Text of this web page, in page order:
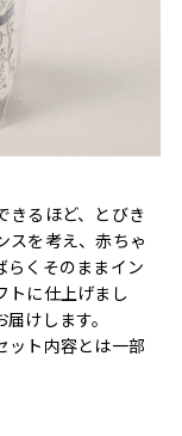
きるほど、とびき
スを考え、赤ちゃ
らくそのままイン
トに仕上げまし
けします。
ット内容とは一部